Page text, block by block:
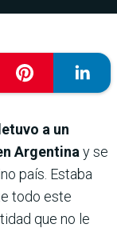
a un
Argentina y se
país. Estaba
todo este
que no le